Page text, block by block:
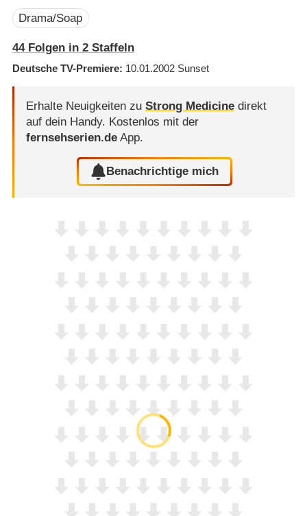
Drama/Soap
44Folgen in 2Staffeln
Deutsche TV-Premiere 10.01.2002 Sunset
Erhalte Neuigkeiten zu Strong Medicinedirekt
auf dein Handy. Kostenlos mit der
fernsehserien.deApp.
Benachrichtige mich